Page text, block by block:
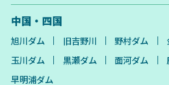
中国・四国
旭川ダム 旧吉野川 野村ダム
玉川ダム
黒瀬ダム 面河ダム
早明浦ダム